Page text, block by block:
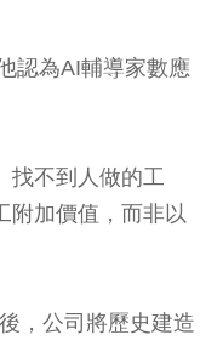
認為AI輔導家數應
找不到人做的工
附加價值，而非以
，公司將歷史建造